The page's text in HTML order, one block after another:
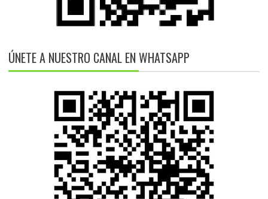
ÚNETE A NUESTRO CANAL EN WHATSAPP